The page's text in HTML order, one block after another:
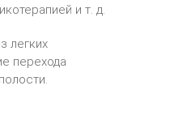
и т. д.
легких
перехода